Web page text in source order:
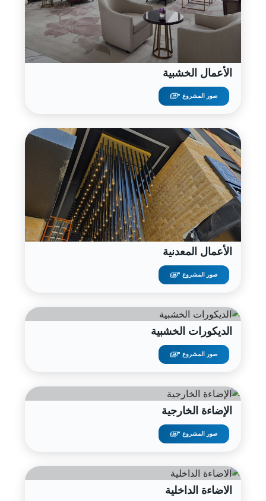
الأعمال الخشبية
صور المشروع "
الأعمال المعدنية
صور المشروع "
الديكورات الخشبية
صور المشروع "
الإضاءة الخارجية
صور المشروع "
الاضاءة الداخلية